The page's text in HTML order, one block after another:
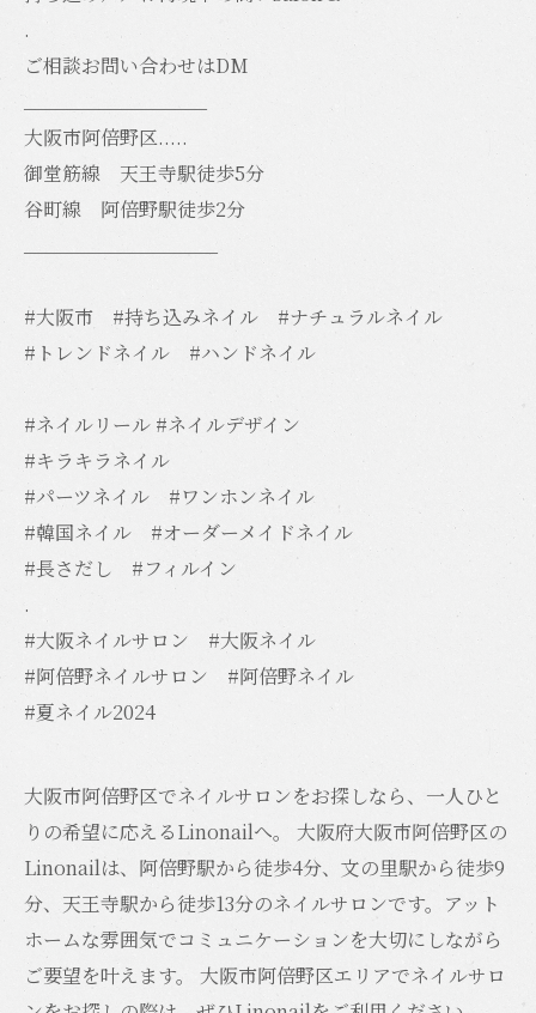
.
ご相談お問い合わせはDM
大阪市阿倍野区.....
御堂筋線 天王寺駅徒歩5分
谷町線 阿倍野駅徒歩2分
#大阪市 #持ち込みネイル #ナチュラルネイル
#トレンドネイル #ハンドネイル
#ネイルリール #ネイルデザイン
#キラキラネイル
#パーツネイル #ワンホンネイル
#韓国ネイル #オーダーメイドネイル
#長さだし #フィルイン
.
#大阪ネイルサロン #大阪ネイル
#阿倍野ネイルサロン #阿倍野ネイル
#夏ネイル2024
大阪市阿倍野区でネイルサロンをお探しなら、一人ひと
りの希望に応えるLinonailへ。 大阪府大阪市阿倍野区の
Linonailは、阿倍野駅から徒歩4分、文の里駅から徒歩9
分、天王寺駅から徒歩13分のネイルサロンです。アット
ホームな雰囲気でコミュニケーションを大切にしながら
ご要望を叶えます。 大阪市阿倍野区エリアでネイルサロ